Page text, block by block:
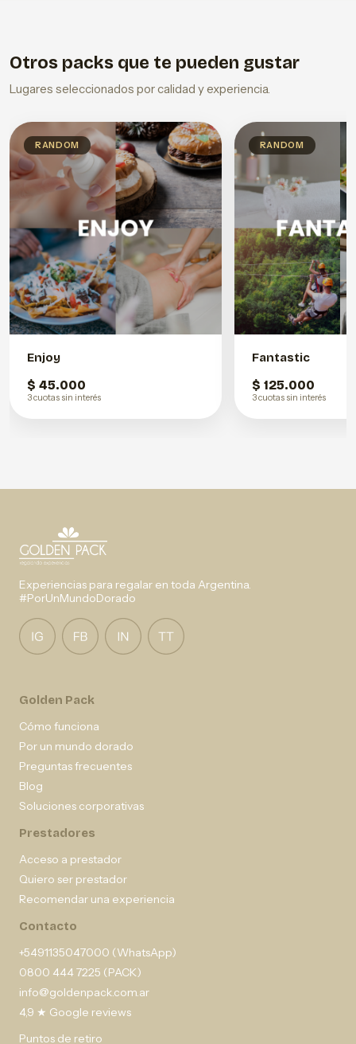
Otros packs que te pueden gustar
Lugares seleccionados por calidad y experiencia.
RANDOM
Enjoy
$ 45.000
3 cuotas sin interés
RANDOM
Fantastic
$ 125.000
3 cuotas sin interés
Experiencias para regalar en toda Argentina.
#PorUnMundoDorado
Golden Pack
Cómo funciona
Por un mundo dorado
Preguntas frecuentes
Blog
Soluciones corporativas
Prestadores
Acceso a prestador
Quiero ser prestador
Recomendar una experiencia
Contacto
+5491135047000 (WhatsApp)
0800 444 7225 (PACK)
info@goldenpack.com.ar
4,9 ★ Google reviews
Puntos de retiro